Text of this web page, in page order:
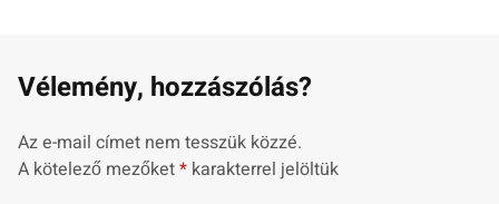
Vélemény, hozzászólás?
Az e-mail címet nem tesszük közzé.
A kötelező mezőket* karakterrel jelöltük